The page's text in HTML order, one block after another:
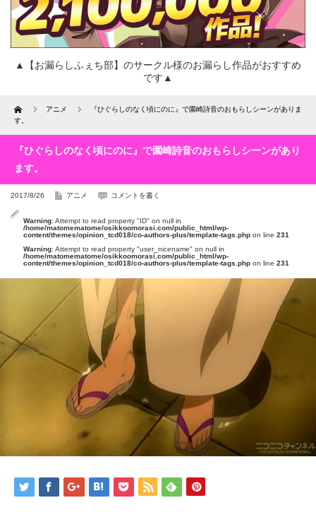
▲【お漏らしふぇち部】のサークル様のお漏らし作品がおすすめ
です▲
Home アニメ
『ひぐらしのなく頃にのに』で園崎詩音のおもらしシーンがありま
す。
『ひぐらしのなく頃にのに』で園崎詩音のおもらしシーンがあり
ます。
2017/8/26 アニメ コメントを書く
Warning: Attempt to read property "ID" on null in
/home/matomematome/osikkoomorasi.com/public_html/wp-
content/themes/opinion_tcd018/co-authors-plus/template-tags.php on line 231
Warning: Attempt to read property "user_nicename" on null in
/home/matomematome/osikkoomorasi.com/public_html/wp-
content/themes/opinion_tcd018/co-authors-plus/template-tags.php on line 231